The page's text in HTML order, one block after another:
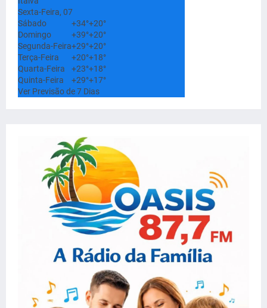
Sexta-Feira, 07
Sábado
+34°+20°
Domingo
+39°+20°
Segunda-Feira+29°+20°
Terça-Feira
+20°+18°
Quarta-Feira
+23°+18°
Quinta-Feira
+29°+17°
Ver Previsão de 7 Dias